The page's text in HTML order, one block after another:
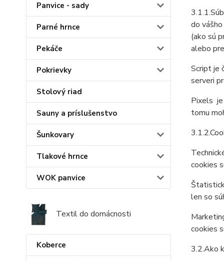
Panvice - sady
Parné hrnce
Pekáče
Pokrievky
Stolový riad
Sauny a príslušenstvo
Šunkovary
Tlakové hrnce
WOK panvice
Textil do domácnosti
Koberce
do
(ako sú
alebo
Script je
serveri
Pixels je
tomu
cookies
len so
cookies
3.2.Ako